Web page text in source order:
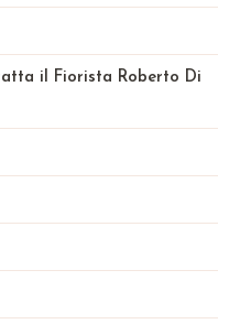
il Fiorista Roberto Di